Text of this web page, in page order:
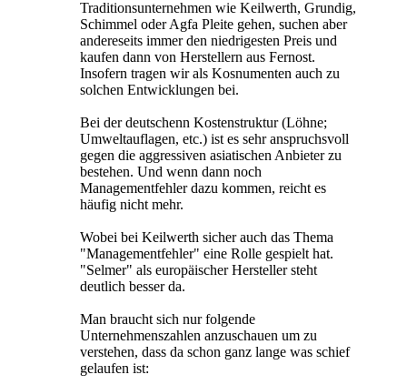
Traditionsunternehmen wie Keilwerth, Grundig,
Schimmel oder Agfa Pleite gehen, suchen aber
andereseits immer den niedrigesten Preis und
kaufen dann von Herstellern aus Fernost.
Insofern tragen wir als Kosnumenten auch zu
solchen Entwicklungen bei.
Bei der deutschenn Kostenstruktur (Löhne;
Umweltauflagen, etc.) ist es sehr anspruchsvoll
gegen die aggressiven asiatischen Anbieter zu
bestehen. Und wenn dann noch
Managementfehler dazu kommen, reicht es
häufig nicht mehr.
Wobei bei Keilwerth sicher auch das Thema
"Managementfehler" eine Rolle gespielt hat.
"Selmer" als europäischer Hersteller steht
deutlich besser da.
Man braucht sich nur folgende
Unternehmenszahlen anzuschauen um zu
verstehen, dass da schon ganz lange was schief
gelaufen ist: